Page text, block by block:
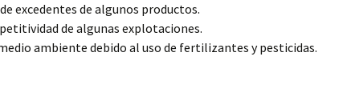
excedentes de algunos productos.
de algunas explotaciones.
ambiente debido al uso de fertilizantes y pesticidas.